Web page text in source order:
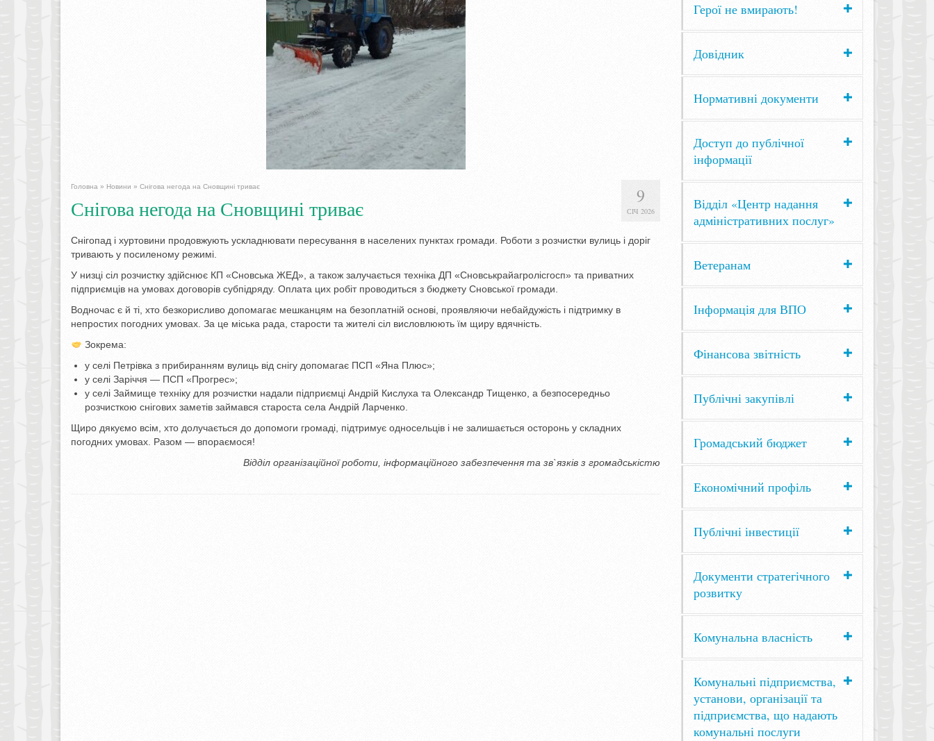
9
СІЧ 2026
Головна » Новини » Снігова негода на Сновщині триває
Снігова негода на Сновщині триває
Снігопад і хуртовини продовжують ускладнювати пересування в населених пунктах громади. Роботи з розчистки вулиць і доріг
тривають у посиленому режимі.
У низці сіл розчистку здійснює КП «Сновська ЖЕД», а також залучається техніка ДП «Сновськрайагролісгосп» та приватних
підприємців на умовах договорів субпідряду. Оплата цих робіт проводиться з бюджету Сновської громади.
Водночас є й ті, хто безкорисливо допомагає мешканцям на безоплатній основі, проявляючи небайдужість і підтримку в
непростих погодних умовах. За це міська рада, старости та жителі сіл висловлюють їм щиру вдячність.
Зокрема:
у селі Петрівка з прибиранням вулиць від снігу допомагає ПСП «Яна Плюс»;
у селі Заріччя — ПСП «Прогрес»;
у селі Займище техніку для розчистки надали підприємці Андрій Кислуха та Олександр Тищенко, а безпосередньо
розчисткою снігових заметів займався староста села Андрій Ларченко.
Щиро дякуємо всім, хто долучається до допомоги громаді, підтримує односельців і не залишається осторонь у складних
погодних умовах. Разом — впораємося!
Відділ організаційної роботи, інформаційного забезпечення та зв`язків з громадськістю
Герої не вмирають!
Довідник
Нормативні документи
Доступ до публічної
інформації
Відділ «Центр надання
адміністративних послуг»
Ветеранам
Інформація для ВПО
Фінансова звітність
Публічні закупівлі
Громадський бюджет
Економічний профіль
Публічні інвестиції
Документи стратегічного
розвитку
Комунальна власність
Комунальні підприємства,
установи, організації та
підприємства, що надають
комунальні послуги